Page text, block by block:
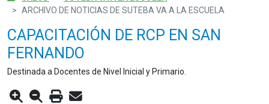
ARCHIVO DE NOTICIAS DE SUTEBA VA A LA ESCUELA
CAPACITACIÓN DE RCP EN SAN
FERNANDO
Destinada a Docentes de Nivel Inicial y Primario.